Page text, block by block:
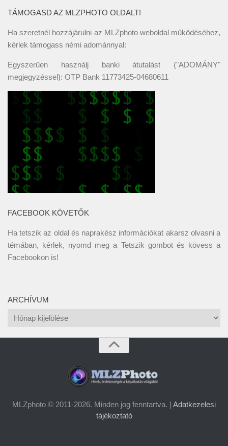
TÁMOGASD AZ MLZPHOTO OLDALT!
Ha szeretnél hozzájárulni az MLZphoto weboldal működéséhez,
kérlek támogass némi adománnyal:
Egyszerűen használj banki átutalást ("ADOMÁNY"
megjegyzéssel): OTP Bank 11773425-04680611
FACEBOOK KÖVETŐK
Ha tetszik az oldal és naprakész információkat akarsz olvasni a
témában, kérlek, nyomd meg a Tetszik gombot és kövess a
Facebookon is!
ARCHÍVUM
Archívum
MLZphoto © 2011-2026. Minden jog fenntartva. | Adatkezelesi
tájékoztató